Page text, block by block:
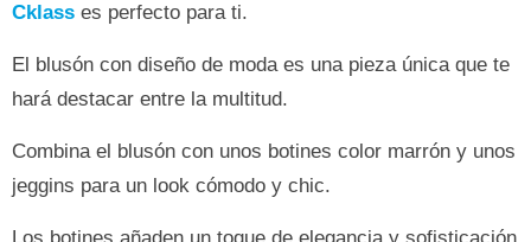
Cklass es perfecto para ti.
El blusón con diseño de moda es una pieza única que te
hará destacar entre la multitud.
Combina el blusón con unos botines color marrón y unos
jeggins para un look cómodo y chic.